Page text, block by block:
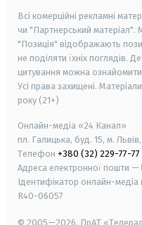
Всі комерційні рекламні
чи "Партнерський матеріал".
"Позиція" відображають
не поділяти їхніх поглядів.
цитування можна
Усі права захищені.
року (21+)
Онлайн-медіа «24 Канал»
пл. Галицька, буд. 15, м.
Телефон +380 (32) 229-77-77
Адреса електронної пошти —
Ідентифікатор онлайн-медіа
R40-06057
© 2005—2026, ПрАТ